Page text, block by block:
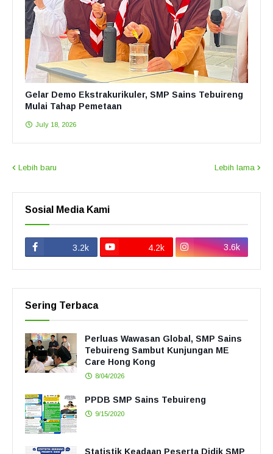
Gelar Demo Ekstrakurikuler, SMP Sains Tebuireng
Mulai Tahap Pemetaan
July 18, 2026
Lebih baru Lebih lama
Sosial Media Kami
3.2k 4.2k 3.6k
Sering Terbaca
Perluas Wawasan Global, SMP Sains
Tebuireng Sambut Kunjungan ME
Care Hong Kong
8/04/2026
PPDB SMP Sains Tebuireng
9/15/2020
Statistik Keadaan Peserta Didik SMP